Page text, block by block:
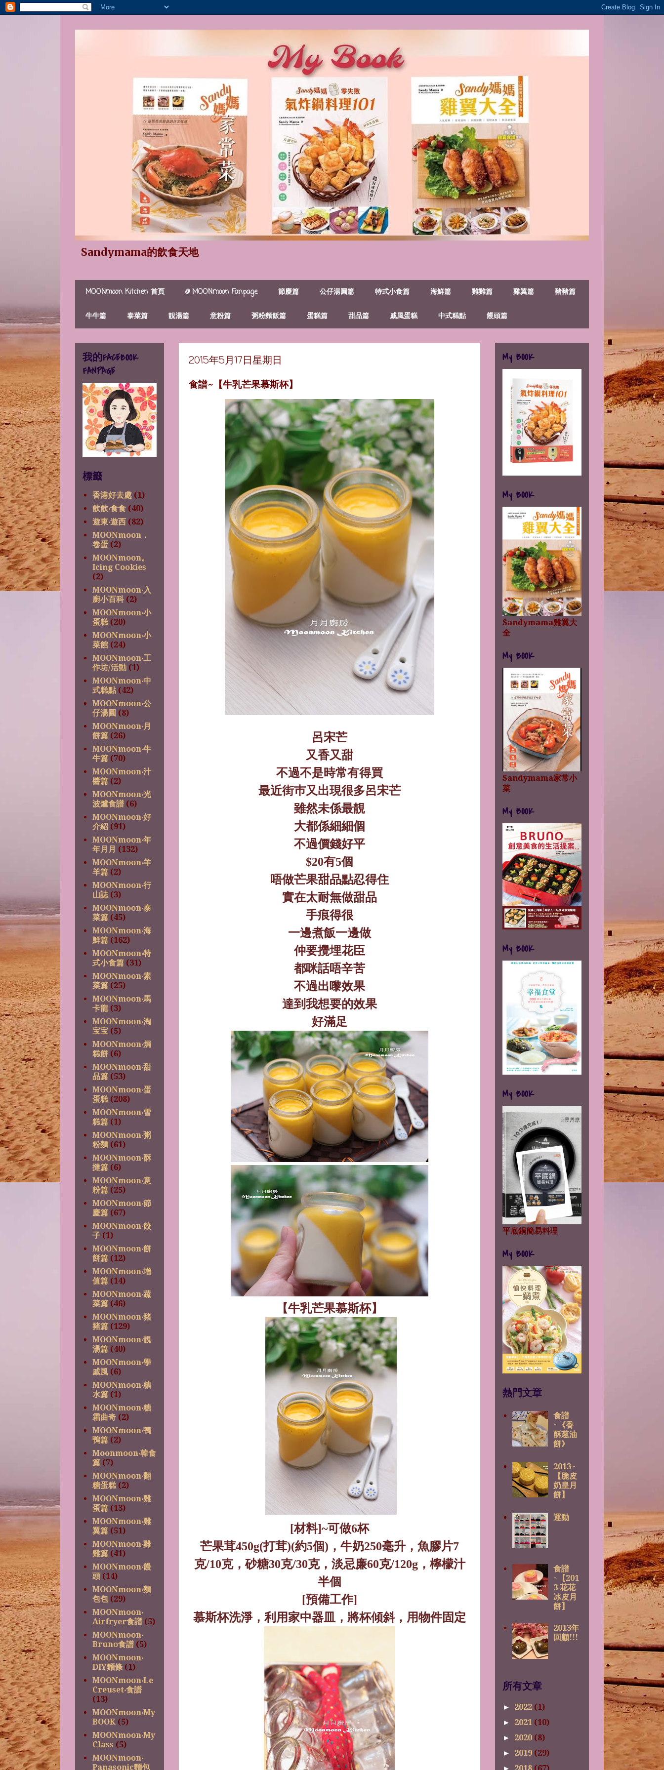
Sandymama的飲食天地
MOONmoon Kitchen 首頁 @ MOONmoon Fanpage 節慶篇 公仔湯圓篇 特式小食篇 海鮮篇 雞雞篇 雞翼篇 豬豬篇
牛牛篇 泰菜篇 靚湯篇 意粉篇 粥粉麵飯篇 蛋糕篇 甜品篇 戚風蛋糕 中式糕點 饅頭篇
2015年5月17日星期日
食譜~【牛乳芒果慕斯杯】
呂宋芒
又香又甜
不過不是時常有得買
最近街巿又出現很多呂宋芒
雖然未係最靚
大都係細細個
不過價錢好平
$20有5個
唔做芒果甜品點忍得住
實在太耐無做甜品
手痕得很
一邊煮飯一邊做
仲要攪埋花臣
都咪話唔辛苦
不過出嚟效果
達到我想要的效果
好滿足
【牛乳芒果慕斯杯】
[材料]~可做6杯
芒果茸450g(打茸)(約5個) ，牛奶250毫升，魚膠片7
克/10克，砂糖30克/30克，淡忌廉60克/120g，檸檬汁
半個
[預備工作]
慕斯杯洗淨，利用家中器皿，將杯傾斜，用物件固定
我的FACEBOOK
FANPAGE
標籤
香港好去處 (1)
飲飲‧食食 (40)
遊東‧遊西 (82)
MOONmoon．
卷蛋 (2)
MOONmoon。
Icing Cookies
(2)
MOONmoon‧入
廚小百科 (2)
MOONmoon‧小
蛋糕 (20)
MOONmoon‧小
菜館 (24)
MOONmoon‧工
作坊/活動 (1)
MOONmoon‧中
式糕點 (42)
MOONmoon‧公
仔湯圓 (8)
MOONmoon‧月
餅篇 (26)
MOONmoon‧牛
牛篇 (70)
MOONmoon‧汁
醬篇 (2)
MOONmoon‧光
波爐食譜 (6)
MOONmoon‧好
介紹 (91)
MOONmoon‧年
年月月 (132)
MOONmoon‧羊
羊篇 (2)
MOONmoon‧行
山誌 (3)
MOONmoon‧泰
菜篇 (45)
MOONmoon‧海
鮮篇 (162)
MOONmoon‧特
式小食篇 (31)
MOONmoon‧素
菜篇 (25)
MOONmoon‧馬
卡龍 (3)
MOONmoon‧淘
宝宝 (5)
MOONmoon‧焗
糕餅 (6)
MOONmoon‧甜
品篇 (53)
MOONmoon‧蛋
蛋糕 (208)
MOONmoon‧雪
糕篇 (1)
MOONmoon‧粥
粉麵 (61)
MOONmoon‧酥
撻篇 (6)
MOONmoon‧意
粉篇 (25)
MOONmoon‧節
慶篇 (67)
MOONmoon‧餃
子 (1)
MOONmoon‧餅
餅篇 (12)
MOONmoon‧增
值篇 (14)
MOONmoon‧蔬
菜篇 (46)
MOONmoon‧豬
豬篇 (129)
MOONmoon‧靚
湯篇 (40)
MOONmoon‧學
戚風 (6)
MOONmoon‧糖
水篇 (1)
MOONmoon‧糖
霜曲奇 (2)
MOONmoon‧鴨
鴨篇 (2)
Moonmoon‧韓食
篇 (7)
MOONmoon‧翻
糖蛋糕 (2)
MOONmoon‧雞
蛋篇 (13)
MOONmoon‧雞
翼篇 (51)
MOONmoon‧雞
雞篇 (41)
MOONmoon‧饅
頭 (14)
MOONmoon‧麵
包包 (29)
MOONmoon‧
Airfryer食譜 (5)
MOONmoon‧
Bruno食譜 (5)
MOONmoon‧
DIY麵條 (1)
MOONmoon‧Le
Creuset‧食譜
(13)
MOONmoon‧My
BOOK (5)
MOONmoon‧My
Class (5)
MOONmoon‧
Panasonic麵包
My BOOK
My BOOK
Sandymama雞翼大
全
My BOOK
Sandymama家常小
菜
My BOOK
My BOOK
My BOOK
平底鍋簡易料理
My BOOK
熱門文章
食譜
~《香
酥葱油
餅》
2013~
【脆皮
奶皇月
餅】
運動
食譜
~【201
3 花花
冰皮月
餅】
2013年
回顧!!!
所有文章
► 2022 (1)
► 2021 (10)
► 2020 (8)
► 2019 (29)